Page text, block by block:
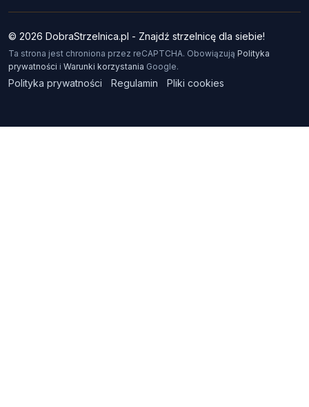
© 2026 DobraStrzelnica.pl - Znajdź strzelnicę dla siebie!
Ta strona jest chroniona przez reCAPTCHA. Obowiązują Polityka
prywatności i Warunki korzystania Google.
Polityka prywatności Regulamin Pliki cookies